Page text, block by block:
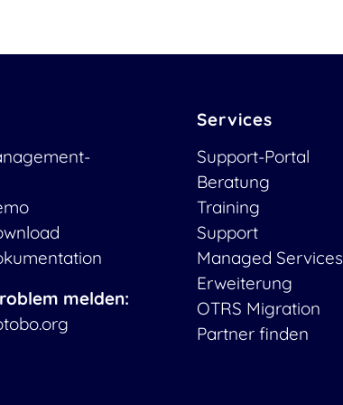
melden:
Services
Support-Portal
Beratung
Training
Support
Managed Services
Erweiterung
OTRS Migration
Partner finden